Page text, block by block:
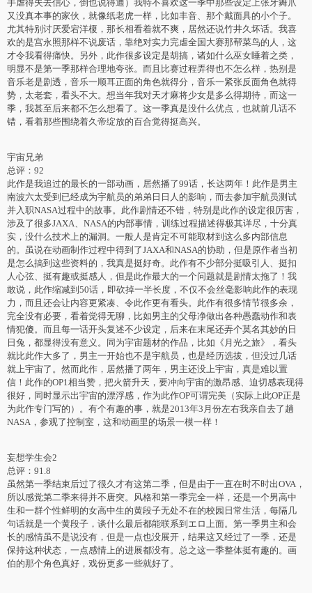
手虐得失去信心，倒也说得通）我特不喜欢这一季中那些设定上张牙舞爪
又没真本事的家伙，就像纸老虎一样，比如丰音、那个戴面具的小个子。
尤其特别讨厌爱宕洋榎，那长相看着就不爽，居然还说竹井久坏话。我喜
欢的是宫永照那样不说废话，靠绝对实力完虐全国大赛那帮菜鸟的人，这
才令我看得痛快。另外，此作很多设定是胡搞，诸如什么巫女睡着之类，
明显不是第一季那样合理地夸张。而且比赛过程弄得也不怎么样，热别是
音乐老是剧透，音乐一顺耳正面的角色就得分，音乐一紧张反面角色就得
势，太老套，看头不大。想当年我对天才麻将少女是多么得期待，而这一
季，我甚至后来都不怎么想看了。这一季真是没什么优点，也就前几话不
错，看着那些围绕着久帝绽放的百合觉得挺高兴。
宇宙兄弟
总评：92
此作是我追过的最长的一部动画，居然播了99话，长达两年！此作是男主
南波六太受到已经成为宇航员的弟弟日日人的影响，而去参加宇航员测试
并入职NASA过程中的故事。此作剧情还不错，特别是此作的设定很厉害，
涉及了很多JAXA、NASA的内部事情，训练过程描述得极其详尽，十分真
实，没什么技术上的漏洞。一般人是肯定不可能取材到这么多内部信息
的。虽说在动画制作过程中得到了JAXA和NASA的协助，但是原作者当初
是怎么搞到这些资料的，我真是挺好奇。此作有不少部分挺吸引人、挺扣
人心弦、挺有趣或挺感人，但是此作最大的一个问题就是剧情太拖了！我
敢说，此作缩减到50话，即砍掉一半长度，不仅不会丝毫影响此作的表现
力，而且还会让内容更紧凑、令此作更有看头。此作有很多情节很多余，
完全没有必要，看着觉得无聊，比如男主的父母净做出各种愚蠢动作和表
情犯傻。而且每一话开头复述不少设定，后来在末尾还弄个莫名其妙的日
日兔，都显得没有意义。同为宇宙题材的作品，比如《月光之旅》，看头
就比此作大多了，男主一开始也不是宇航员，也是经历选拔，但没过几话
就上宇宙了。然而此作，居然播了两年，男主还没上宇宙，真是难以置
信！此作的OP1相当赞，把火箭升天，要冲向宇宙的激昂感、迫切感表现得
很好，同时显示出宇宙的漂浮感，作为此作OP可谓完美（实际上此OP正是
为此作专门写的）。有个有趣的事，就是2013年3月份左右我亲自去了趟
NASA，参观了控制室，这和动画里的场景一模一样！
妄想学生会2
总评：91.8
虽然第一季结束后过了很久才有这第二季，但是由于一直在时不时出OVA，
所以感觉第二季来得并不唐突。风格和第一季完全一样，还是一个男高中
生和一群个性鲜明的女高中生的黄段子无处不在的校园日常生活，每隔几
句话就是一个黄段子，谈什么最后都能联系到エロ上面。第一季男主和会
长的感情虽不是说没有，但是一点也没展开，结果这又经过了一季，还是
保持这种状态，一点感情上的进展都没有。总之这一季整体挺有趣的。画
伯的那个角色真好，戏份更多一些就好了。